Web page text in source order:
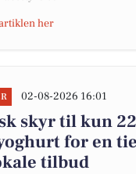
her
02-08-2026 16:01
skyr til kun
for en
tilbud